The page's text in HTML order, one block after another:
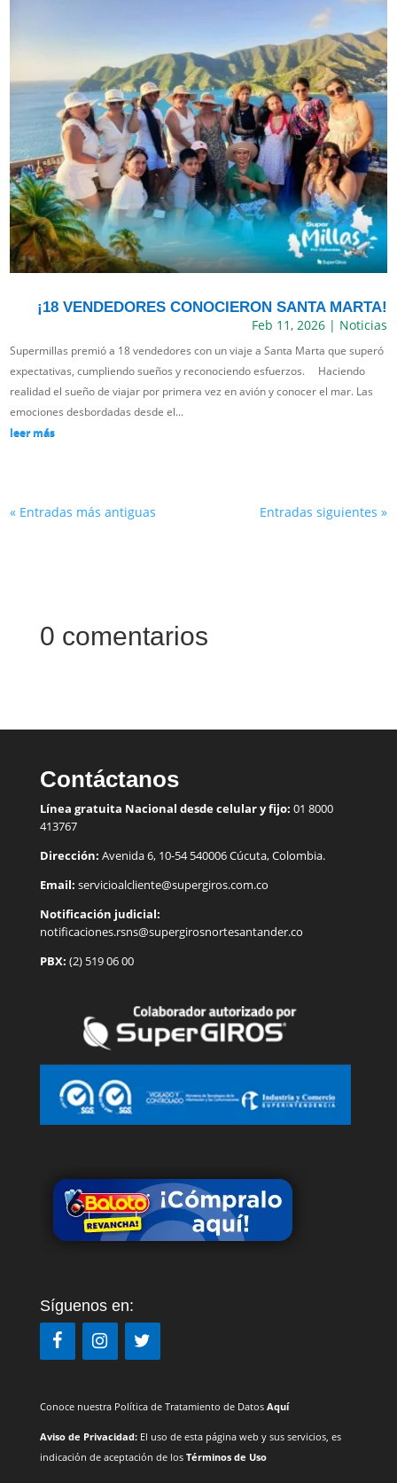
¡18 VENDEDORES CONOCIERON SANTA MARTA!
Feb 11, 2026| Noticias
Supermillas premió a 18 vendedores con un viaje a Santa Marta que superó
expectativas, cumpliendo sueños y reconociendo esfuerzos. Haciendo
realidad el sueño de viajar por primera vez en avión y conocer el mar. Las
emociones desbordadas desde el...
leer más
« Entradas más antiguas Entradas siguientes »
0 comentarios
Contáctanos
Línea gratuita Nacional desde celular y fijo: 01 8000
413767
Dirección: Avenida 6, 10-54 540006 Cúcuta, Colombia.
Email: servicioalcliente@supergiros.com.co
Notificación judicial:
notificaciones.rsns@supergirosnortesantander.co
PBX: (2) 519 06 00
Síguenos en:
Conoce nuestra Política de Tratamiento de Datos Aquí
Aviso de Privacidad: El uso de esta página web y sus servicios, es
indicación de aceptación de los Términos de Uso